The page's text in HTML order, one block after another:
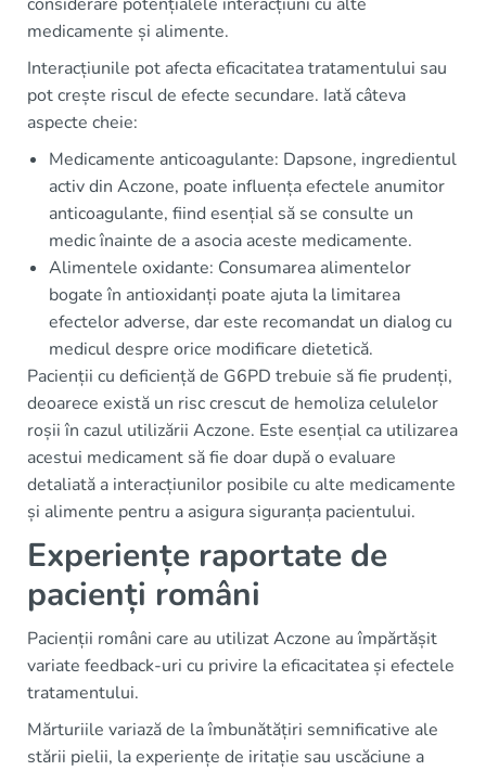
medicamente și alimente.
Interacțiunile pot afecta eficacitatea tratamentului sau
pot crește riscul de efecte secundare. Iată câteva
aspecte cheie:
Medicamente anticoagulante: Dapsone, ingredientul
activ din Aczone, poate influența efectele anumitor
anticoagulante, fiind esențial să se consulte un
medic înainte de a asocia aceste medicamente.
Alimentele oxidante: Consumarea alimentelor
bogate în antioxidanți poate ajuta la limitarea
efectelor adverse, dar este recomandat un dialog cu
medicul despre orice modificare dietetică.
Pacienții cu deficiență de G6PD trebuie să fie prudenți,
deoarece există un risc crescut de hemoliza celulelor
roșii în cazul utilizării Aczone. Este esențial ca utilizarea
acestui medicament să fie doar după o evaluare
detaliată a interacțiunilor posibile cu alte medicamente
și alimente pentru a asigura siguranța pacientului.
Experiențe raportate de
pacienți români
Pacienții români care au utilizat Aczone au împărtășit
variate feedback-uri cu privire la eficacitatea și efectele
tratamentului.
Mărturiile variază de la îmbunătățiri semnificative ale
stării pielii, la experiențe de iritație sau uscăciune a